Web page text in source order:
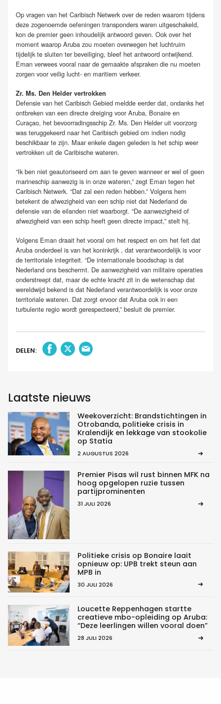
Op vragen van het Caribisch Netwerk over de reden waarom tijdens
deze zogenoemde oefeningen transponders waren uitgeschakeld,
kon de premier geen inhoudelijk antwoord geven. Ook over het
moment waarop Aruba zou moeten overwegen het luchtruim
tijdelijk te sluiten ter beveiliging, bleef het antwoord ontwijkend.
Eman verwees vooral naar de gemaakte afspraken die nu moeten
zorgen voor veilig lucht- en maritiem verkeer.
Zr. Ms. Den Helder vertrokken
Defensie van het Caribisch Gebied meldde eerder dat, ondanks het
ontbreken van een directe dreiging voor Aruba, Bonaire en
Curaçao, het bevoorradingsschip Zr. Ms. Den Helder uit voorzorg
was teruggekeerd naar het Caribisch gebied om indien nodig
beschikbaar te zijn. Maar enkele dagen geleden is het schip weer
vertrokken uit de Caribische wateren.
“Ik ben niet geautoriseerd om aan te geven wanneer er wel of geen
marineschip aanwezig is in onze wateren,” zegt Eman tegen het
Caribisch Netwerk. “Dat zal een reden hebben.” Volgens hem
betekent de afwezigheid van een schip niet dat Nederland de
defensie van de eilanden niet waarborgt. “De aanwezigheid of
afwezigheid van een schip heeft geen directe impact,” stelt hij.
Volgens Eman draait het vooral om het respect en om het feit dat
Aruba onderdeel is van het koninkrijk , dat verantwoordelijk is voor
de territoriale integriteit. “De internationale boodschap is dat
Nederland ons beschermt. De aanwezigheid van militaire operaties
onderstreept dat, maar de echte kracht zit in de wetenschap dat
wereldwijd bekend is dat Nederland verantwoordelijk is voor onze
territoriale wateren. Dat zorgt ervoor dat Aruba ook in een
turbulente regio wordt gerespecteerd,” besluit de premier.
DELEN:
Laatste nieuws
Weekoverzicht: Brandstichtingen in
Otrobanda, politieke crisis in
Kralendijk en lekkage van stookolie
op Statia
2 AUGUSTUS 2026
Premier Pisas wil rust binnen MFK na
hoog opgelopen ruzie tussen
partijprominenten
31 JULI 2026
Politieke crisis op Bonaire laait
opnieuw op: UPB trekt steun aan
MPB in
30 JULI 2026
Loucette Reppenhagen startte
creatieve mbo-opleiding op Aruba:
“Deze leerlingen willen vooral doen”
28 JULI 2026